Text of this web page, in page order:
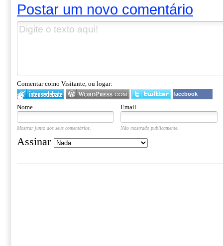
Postar um novo comentário
Comentar como Visitante, ou logar:
facebook
Nome Email
Mostrar junto aos seus comentários. Não mostrado publicamente.
Assinar